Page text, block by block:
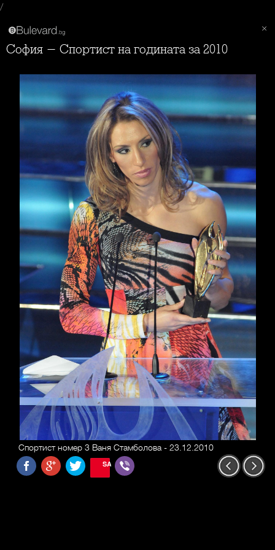
/
София - Спортист на годината за 2010
Спортист номер 3 Ваня Стамболова - 23.12.2010
SAVE